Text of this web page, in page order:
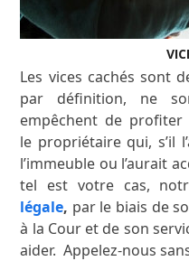
Les vices cachés sont
par définition, ne
empêchent de
le propriétaire qui, s’il
l’immeuble ou l’aurait
tel est votre cas,
légale, par le biais de
à la Cour et de son
aider. Appelez-nous